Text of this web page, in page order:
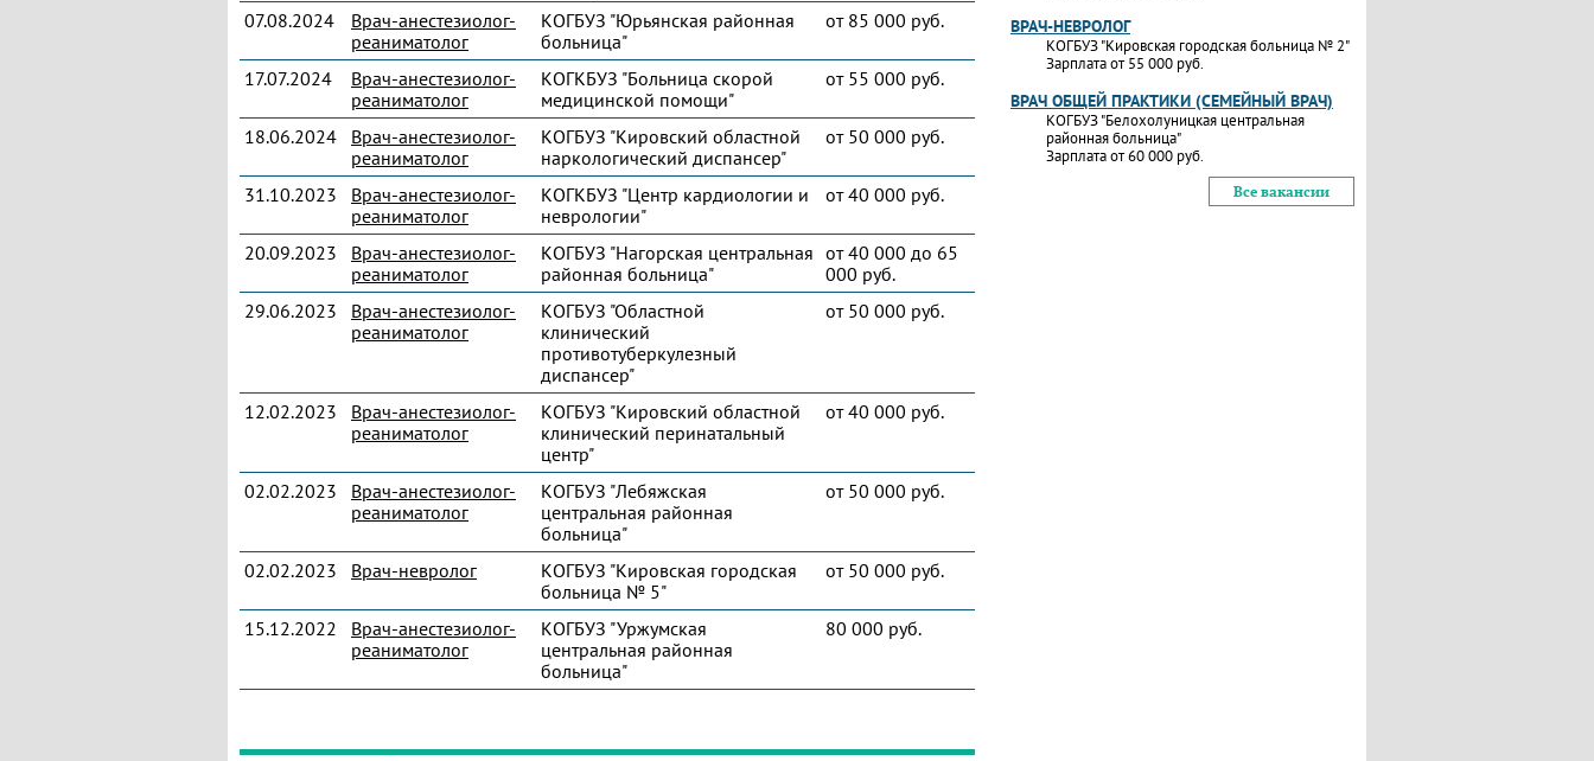
07.08.2024
Врач-анестезиолог-
реаниматолог
КОГБУЗ "Юрьянская районная
больница"
от 85 000 руб.
17.07.2024
Врач-анестезиолог-
реаниматолог
КОГКБУЗ "Больница скорой
медицинской помощи"
от 55 000 руб.
18.06.2024
Врач-анестезиолог-
реаниматолог
КОГБУЗ "Кировский областной
наркологический диспансер"
от 50 000 руб.
31.10.2023
Врач-анестезиолог-
реаниматолог
КОГКБУЗ "Центр кардиологии и
неврологии"
от 40 000 руб.
20.09.2023
Врач-анестезиолог-
реаниматолог
КОГБУЗ "Нагорская центральная
районная больница"
от 40 000 до 65
000 руб.
29.06.2023
Врач-анестезиолог-
реаниматолог
КОГБУЗ "Областной
клинический
противотуберкулезный
диспансер"
от 50 000 руб.
12.02.2023
Врач-анестезиолог-
реаниматолог
КОГБУЗ "Кировский областной
клинический перинатальный
центр"
от 40 000 руб.
02.02.2023
Врач-анестезиолог-
реаниматолог
КОГБУЗ "Лебяжская
центральная районная
больница"
от 50 000 руб.
02.02.2023 Врач-невролог
КОГБУЗ "Кировская городская
больница № 5"
от 50 000 руб.
15.12.2022
Врач-анестезиолог-
реаниматолог
КОГБУЗ "Уржумская
центральная районная
больница"
80 000 руб.
ВРАЧ-НЕВРОЛОГ
КОГБУЗ "Кировская городская больница № 2"
Зарплата от 55 000 руб.
ВРАЧ ОБЩЕЙ ПРАКТИКИ (СЕМЕЙНЫЙ ВРАЧ)
КОГБУЗ "Белохолуницкая центральная
районная больница"
Зарплата от 60 000 руб.
Все вакансии